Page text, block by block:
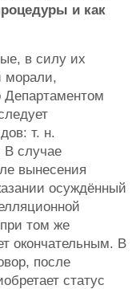
и как
в силу их
морали,
Департаментом
т. н.
В случае
вынесения
осуждённый
том же
окончательным. В
после
статус